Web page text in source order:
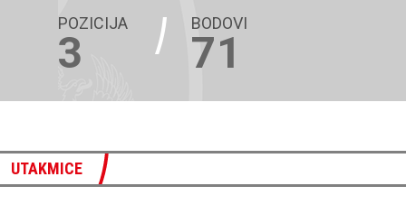
POZICIJA
3
BODOVI
71
UTAKMICE